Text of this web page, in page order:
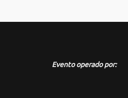
Evento operado por: